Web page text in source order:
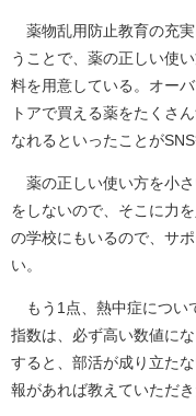
薬物乱用防止教育の充
うことで、薬の正しい使
料を用意している。オー
トアで買える薬をたくさ
なれるといったことが
薬の正しい使い方を小
をしないので、そこに力
の学校にもいるので、サ
い。
もう1点、熱中症につい
指数は、必ず高い数値に
すると、部活が成り立た
報があれば教えていただき